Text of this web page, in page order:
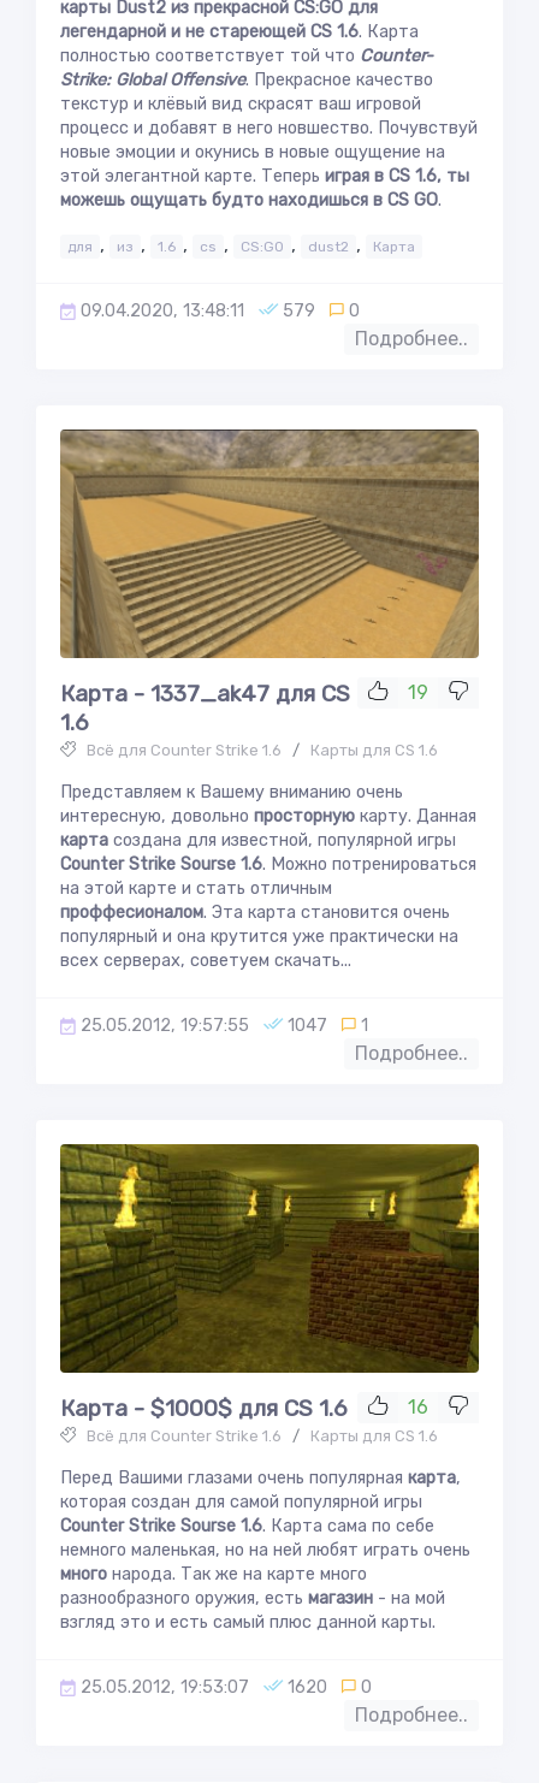
карты Dust2 из прекрасной CS:GO для
легендарной и не стареющей CS 1.6. Карта
полностью соответствует той что Counter-
Strike: Global Offensive. Прекрасное качество
текстур и клёвый вид скрасят ваш игровой
процесс и добавят в него новшество. Почувствуй
новые эмоции и окунись в новые ощущение на
этой элегантной карте. Теперь играя в CS 1.6, ты
можешь ощущать будто находишься в CS GO.
для , из , 1.6 , cs , CS:GO , dust2 , Карта
09.04.2020, 13:48:11 579 0
Подробнее..
19
Карта - 1337_ak47 для CS
1.6
Всё для Counter Strike 1.6 / Карты для CS 1.6
Представляем к Вашему вниманию очень
интересную, довольно просторную карту. Данная
карта создана для известной, популярной игры
Cоunter Strike Sourse 1.6. Можно потренироваться
на этой карте и стать отличным
проффесионалом. Эта карта становится очень
популярный и она крутится уже практически на
всех серверах, советуем скачать...
25.05.2012, 19:57:55 1047 1
Подробнее..
16
Карта - $1000$ для CS 1.6
Всё для Counter Strike 1.6 / Карты для CS 1.6
Перед Вашими глазами очень популярная карта,
которая создан для самой популярной игры
Counter Strike Sourse 1.6. Карта сама по себе
немного маленькая, но на ней любят играть очень
много народа. Так же на карте много
разнообразного оружия, есть магазин - на мой
взгляд это и есть самый плюс данной карты.
25.05.2012, 19:53:07 1620 0
Подробнее..